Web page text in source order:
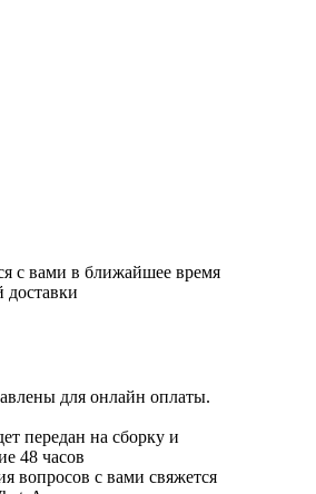
с вами в ближайшее время
доставки
для онлайн оплаты.
передан на сборку и
48 часов
вопросов с вами свяжется